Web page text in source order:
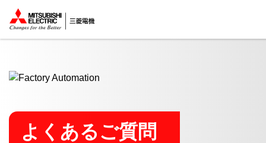
ここから本文
よくあるご質問